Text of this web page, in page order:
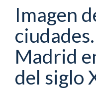
Navegación
principal
Contenido
principal
Barra
lateral
Imagen
Madrid
del siglo